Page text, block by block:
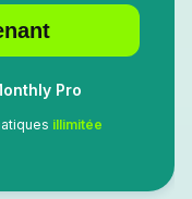
Pro
illimitée